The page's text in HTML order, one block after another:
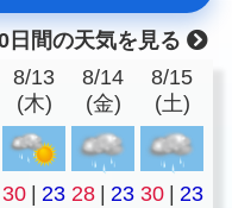
日間の天気を見る
8/13
(木)
8/14
(金)
8/15
(土)
30 23 28 23 30
23